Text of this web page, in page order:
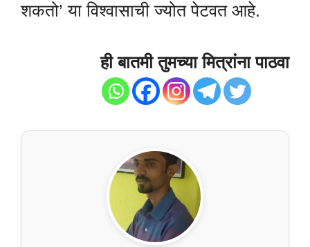
शकतो’ या विश्वासाची ज्योत पेटवत आहे.
ही बातमी तुमच्या मित्रांना पाठवा